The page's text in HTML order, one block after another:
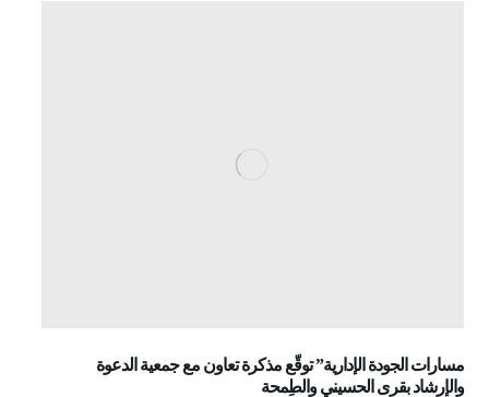
مسارات الجودة الإدارية” توقّع مذكرة تعاون مع جمعية الدعوة
والإرشاد بقرى الحسيني والطِمحة